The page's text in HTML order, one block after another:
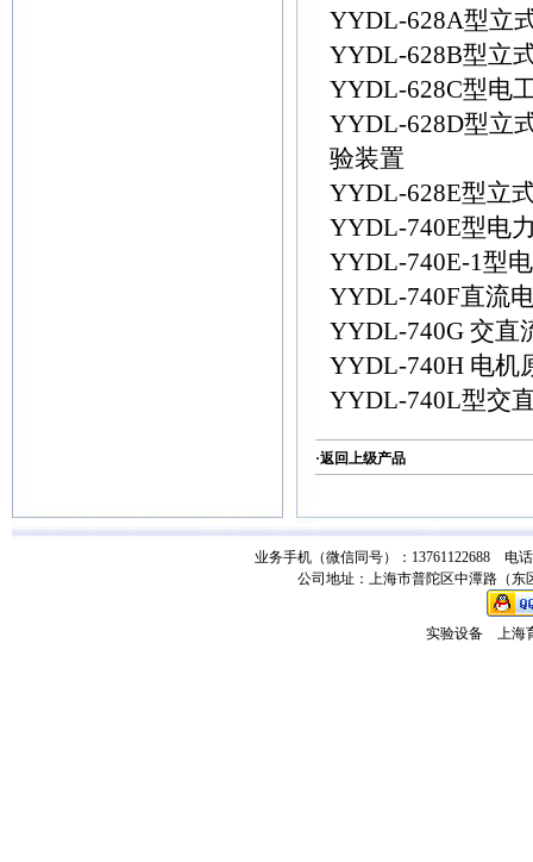
YYDL-628A型立
YYDL-628B型立
YYDL-628C型电
YYDL-628D型立
验装置
YYDL-628E型立
YYDL-740E型电
YYDL-740E-1型
YYDL-740F直流
YYDL-740G 交直
YYDL-740H 电机
YYDL-740L型交
·返回上级产品
业务手机（微信同号）：13761122688 电
公司地址：上海市普陀区中潭路（
实验设备 上海